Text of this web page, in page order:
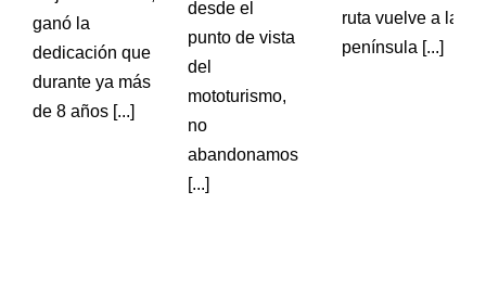
ganó la
dedicación que
durante ya más
de 8 años [...]
desde el
punto de vista
del
mototurismo,
no
abandonamos
[...]
ruta vuelve a la
península [...]